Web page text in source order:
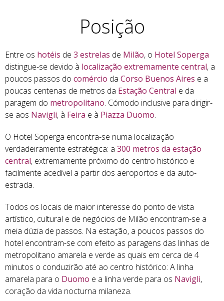
Posição
Entre os hotéis de 3 estrelas de Milão, o Hotel Soperga
distingue-se devido à localização extremamente central, a
poucos passos do comércio da Corso Buenos Aires e a
poucas centenas de metros da Estação Central e da
paragem do metropolitano. Cómodo inclusive para dirigir-
se aos Navigli, à Feira e à Piazza Duomo.
O Hotel Soperga encontra-se numa localização
verdadeiramente estratégica: a 300 metros da estação
central, extremamente próximo do centro histórico e
facilmente acedível a partir dos aeroportos e da auto-
estrada.
Todos os locais de maior interesse do ponto de vista
artístico, cultural e de negócios de Milão encontram-se a
meia dúzia de passos. Na estação, a poucos passos do
hotel encontram-se com efeito as paragens das linhas de
metropolitano amarela e verde as quais em cerca de 4
minutos o conduzirão até ao centro histórico: A linha
amarela para o Duomo e a linha verde para os Navigli,
coração da vida nocturna milaneza.